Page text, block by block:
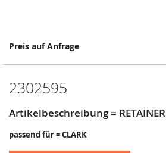
Preis auf Anfrage
2302595
Artikelbeschreibung = RETAINER
passend für = CLARK
Springe
Anfang
Bildergalerie